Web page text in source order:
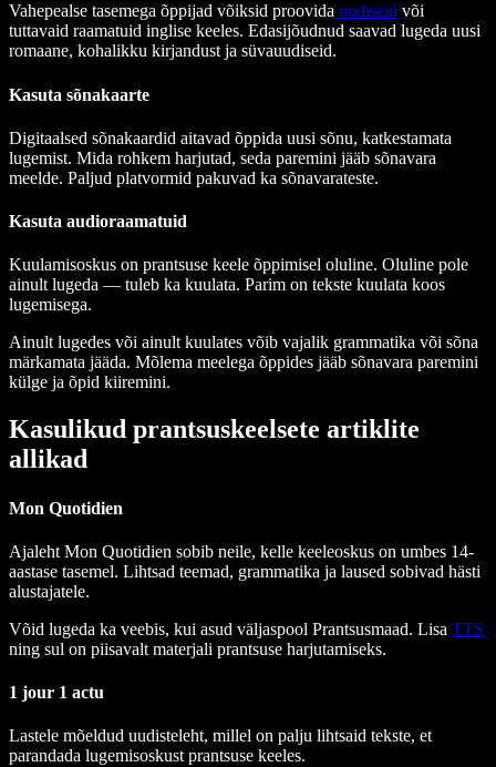
Vahepealse tasemega õppijad võiksid proovida uudiseid või
tuttavaid raamatuid inglise keeles. Edasijõudnud saavad lugeda uusi
romaane, kohalikku kirjandust ja süvauudiseid.
Kasuta sõnakaarte
Digitaalsed sõnakaardid aitavad õppida uusi sõnu, katkestamata
lugemist. Mida rohkem harjutad, seda paremini jääb sõnavara
meelde. Paljud platvormid pakuvad ka sõnavarateste.
Kasuta audioraamatuid
Kuulamisoskus on prantsuse keele õppimisel oluline. Oluline pole
ainult lugeda — tuleb ka kuulata. Parim on tekste kuulata koos
lugemisega.
Ainult lugedes või ainult kuulates võib vajalik grammatika või sõna
märkamata jääda. Mõlema meelega õppides jääb sõnavara paremini
külge ja õpid kiiremini.
Kasulikud prantsuskeelsete artiklite
allikad
Mon Quotidien
Ajaleht Mon Quotidien sobib neile, kelle keeleoskus on umbes 14-
aastase tasemel. Lihtsad teemad, grammatika ja laused sobivad hästi
alustajatele.
Võid lugeda ka veebis, kui asud väljaspool Prantsusmaad. Lisa TTS
ning sul on piisavalt materjali prantsuse harjutamiseks.
1 jour 1 actu
Lastele mõeldud uudisteleht, millel on palju lihtsaid tekste, et
parandada lugemisoskust prantsuse keeles.